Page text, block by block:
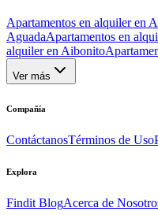
Apartamentos en alquiler en
AguadaApartamentos en
alquiler en Aibonito
Ver más
Compañía
ContáctanosTérminos de Uso
Explora
Findit BlogAcerca de